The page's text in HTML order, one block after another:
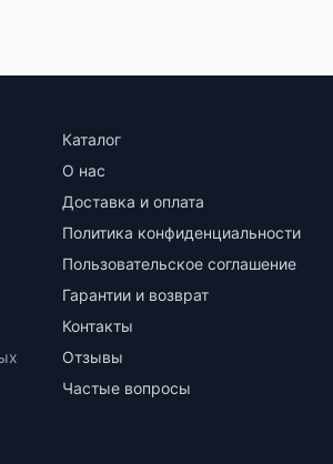
Каталог
О нас
Доставка и оплата
Политика конфиденциальности
Пользовательское соглашение
Гарантии и возврат
Контакты
Отзывы
Частые вопросы